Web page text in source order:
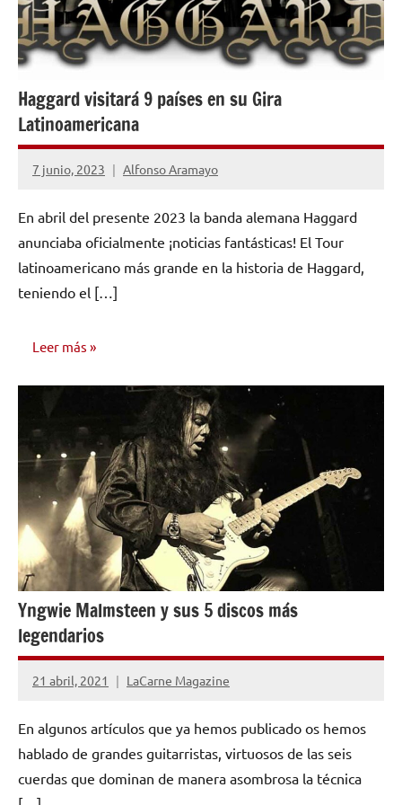
Haggard visitará 9 países en su Gira
Latinoamericana
7 junio, 2023 Alfonso Aramayo
No
comentarios
En abril del presente 2023 la banda alemana Haggard
anunciaba oficialmente ¡noticias fantásticas! El Tour
latinoamericano más grande en la historia de Haggard,
teniendo el […]
Leer más
Yngwie Malmsteen y sus 5 discos más
legendarios
21 abril, 2021 LaCarne Magazine
No
comentarios
En algunos artículos que ya hemos publicado os hemos
hablado de grandes guitarristas, virtuosos de las seis
cuerdas que dominan de manera asombrosa la técnica